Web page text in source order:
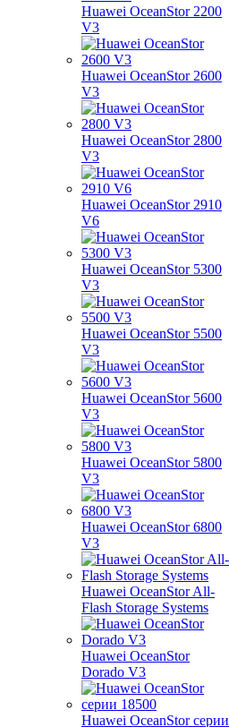
Huawei OceanStor 2200
V3
Huawei OceanStor 2600
V3
Huawei OceanStor 2800
V3
Huawei OceanStor 2910
V6
Huawei OceanStor 5300
V3
Huawei OceanStor 5500
V3
Huawei OceanStor 5600
V3
Huawei OceanStor 5800
V3
Huawei OceanStor 6800
V3
Huawei OceanStor All-
Flash Storage Systems
Huawei OceanStor
Dorado V3
Huawei OceanStor серии